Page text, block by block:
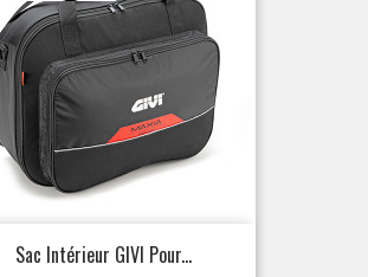
Sac Intérieur GIVI Pour...